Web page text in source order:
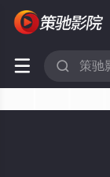
 